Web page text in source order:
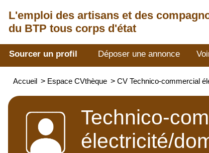
L'emploi des artisans et des
du BTP tous corps d'état
Sourcer un profil Déposer une annonce
Accueil > Espace CVthèque > CV Technico-commercial
Technico-
électricité/